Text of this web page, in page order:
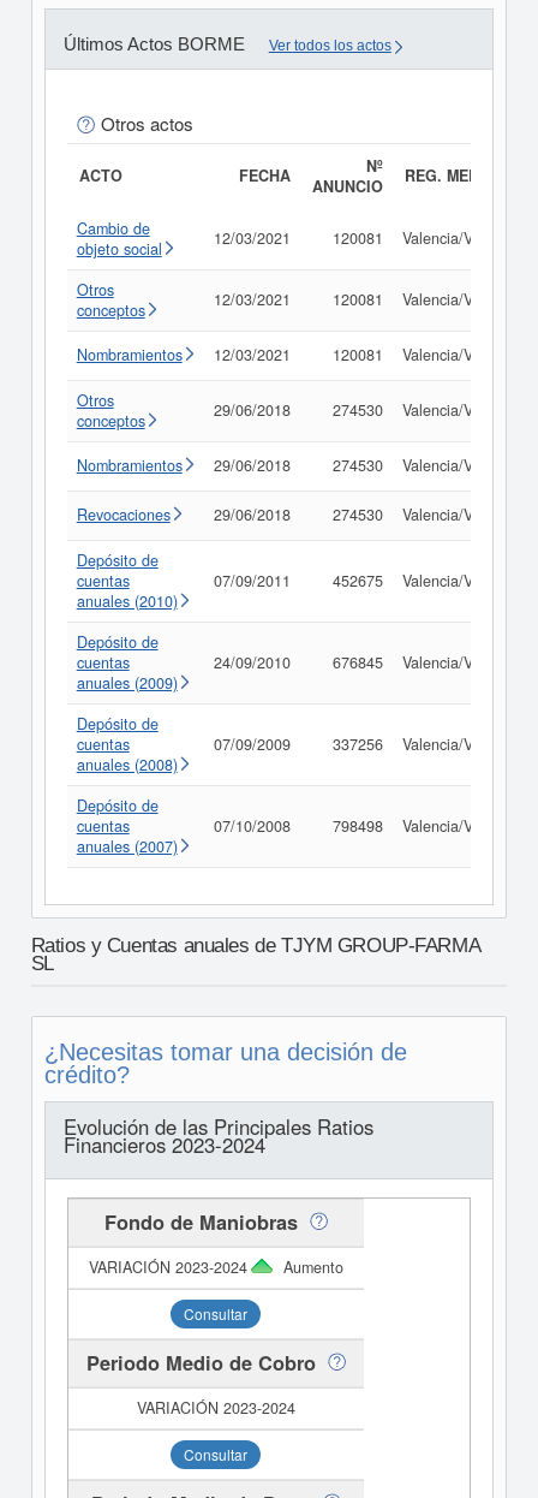
Últimos Actos BORME Ver todos los actos
Otros actos
ACTO FECHA
Nº
ANUNCIO
REG. MERC.
Cambio de
objeto social
12/03/2021 120081 Valencia/València
Otros
conceptos
12/03/2021 120081 Valencia/València
Nombramientos 12/03/2021 120081 Valencia/València
Otros
conceptos
29/06/2018 274530 Valencia/València
Nombramientos 29/06/2018 274530 Valencia/València
Revocaciones 29/06/2018 274530 Valencia/València
Depósito de
cuentas
anuales (2010)
07/09/2011 452675 Valencia/València
Depósito de
cuentas
anuales (2009)
24/09/2010 676845 Valencia/València
Depósito de
cuentas
anuales (2008)
07/09/2009 337256 Valencia/València
Depósito de
cuentas
anuales (2007)
07/10/2008 798498 Valencia/València
Ratios y Cuentas anuales de TJYM GROUP-FARMA
SL
¿Necesitas tomar una decisión de
crédito?
Evolución de las Principales Ratios
Financieros 2023-2024
Fondo de Maniobras
Aumento
Consultar
Periodo Medio de Cobro
Consultar